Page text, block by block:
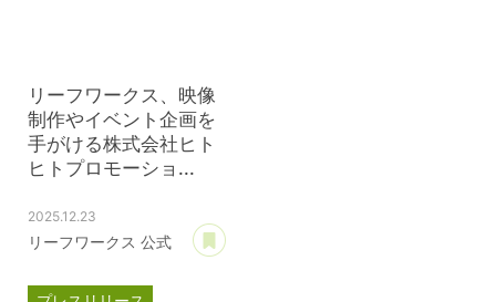
リーフワークス、映像
制作やイベント企画を
手がける株式会社ヒト
ヒトプロモーショ...
2025.12.23
リーフワークス 公式